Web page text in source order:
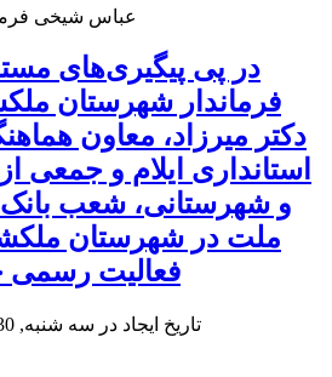
عباس شیخی
در پی پیگیری‌های
فرماندار شهرستان
دکتر میرزاد، معاون
استانداری ایلام و جمعی
و شهرستانی، شعب
ملت در شهرستان
فعالیت رسمی
تاریخ ایجاد در سه شنبه, 30 تیر 1405 04:41